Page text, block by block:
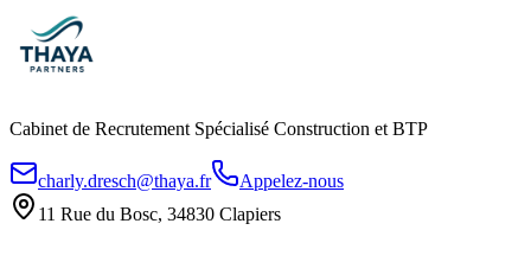
Cabinet de Recrutement Spécialisé Construction et BTP
charly.dresch@thaya.fr
Appelez-nous
11 Rue du Bosc, 34830 Clapiers